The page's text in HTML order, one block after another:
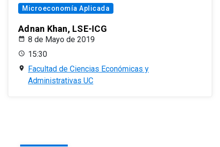
Microeconomía Aplicada
Adnan Khan, LSE-ICG
8 de Mayo de 2019
15:30
Facultad de Ciencias Económicas y
Administrativas UC